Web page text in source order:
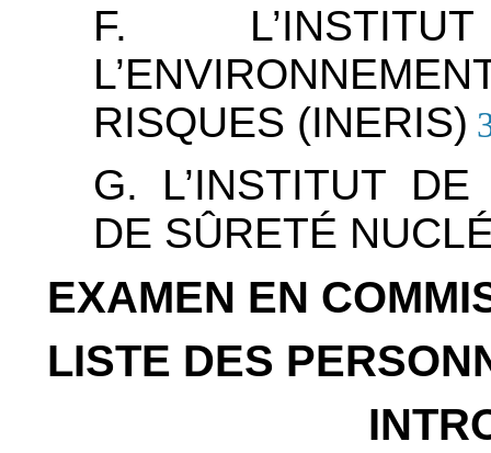
F.
RISQUES (INERIS)
G. L’INSTITUT
DE SÛRETÉ
EXAMEN EN
LISTE DES